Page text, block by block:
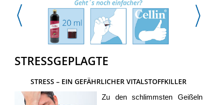
STRESSGEPLAGTE
STRESS – EIN GEFÄHRLICHER VITALSTOFFKILLER
Zu den schlimmsten Geißeln